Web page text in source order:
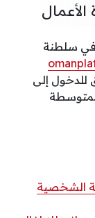
الأعمال
في سلطنة
للدخول إلى
الشخصية